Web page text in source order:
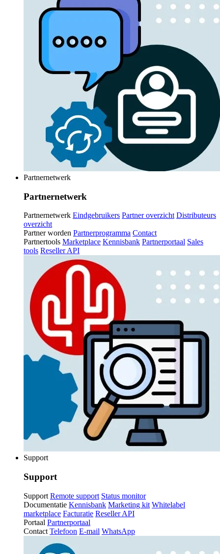
Partnernetwerk
Partnernetwerk
Partnernetwerk Eindgebruikers Partner overzicht Distributeurs
overzicht
Partner worden Partnerprogramma Contact
Partnertools Marketplace Kennisbank Partnerportaal Sales
tools Reseller API
Support
Support
Support Remote support Status monitor
Documentatie Kennisbank Marketing kit Whitelabel
marketplace Facturatie Reseller API
Portaal Partnerportaal
Contact Telefoon E-mail WhatsApp